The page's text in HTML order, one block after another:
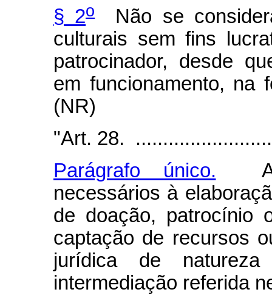
§ 2oNão se
culturais sem fins
patrocinador, desde
em funcionamento, na
(NR)
"Art. 28.
Parágrafo único. A
necessários à
de doação, patrocínio
captação de recursos
jurídica de
intermediação referida